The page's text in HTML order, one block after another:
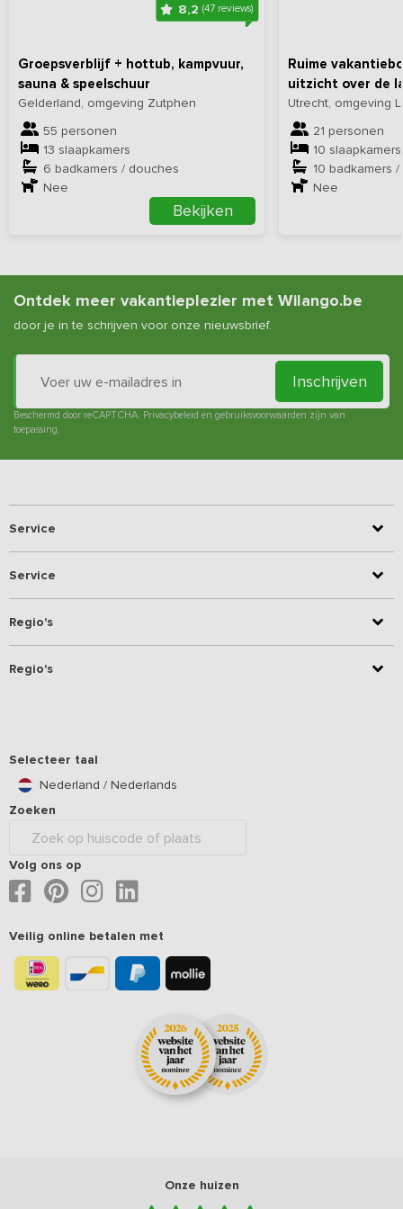
8,2(47 reviews)
Groepsverblijf + hottub, kampvuur,
sauna & speelschuur
Gelderland, omgeving Zutphen
55 personen
13 slaapkamers
6 badkamers / douches
Nee
Bekijken
Ruime
uitzicht over de
Utrecht, omgeving
21 personen
10 slaapkamers
10 badkamers
Nee
Ontdek meer vakantieplezier met Wilango.be
door je in te schrijven voor onze nieuwsbrief.
Inschrijven
Beschermd door reCAPTCHA. Privacybeleid en gebruiksvoorwaarden zijn van
toepassing.
Service
Service
Regio's
Regio's
Selecteer taal
Nederland / Nederlands
Zoeken
Volg ons op
Veilig online betalen met
Onze huizen